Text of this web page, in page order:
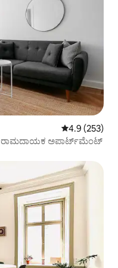
5 ರಲ್ಲಿ 4.9
4.9 (253)
ಆರಾಮದಾಯಕ ಅಪಾರ್ಟ್‌ಮೆಂಟ್